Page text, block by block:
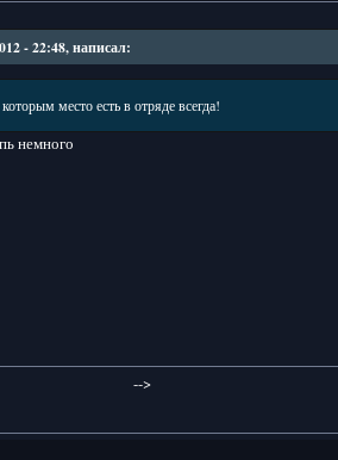
- 22:48, написал:
место есть в отряде всегда!
немного
-->